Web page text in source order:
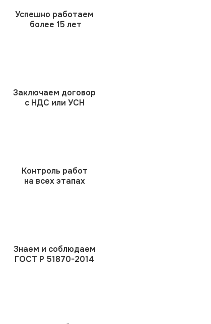
Успешно работаем
более 15 лет
Заключаем договор
с НДС или УСН
Контроль работ
на всех этапах
Знаем и соблюдаем
ГОСТ Р 51870-2014